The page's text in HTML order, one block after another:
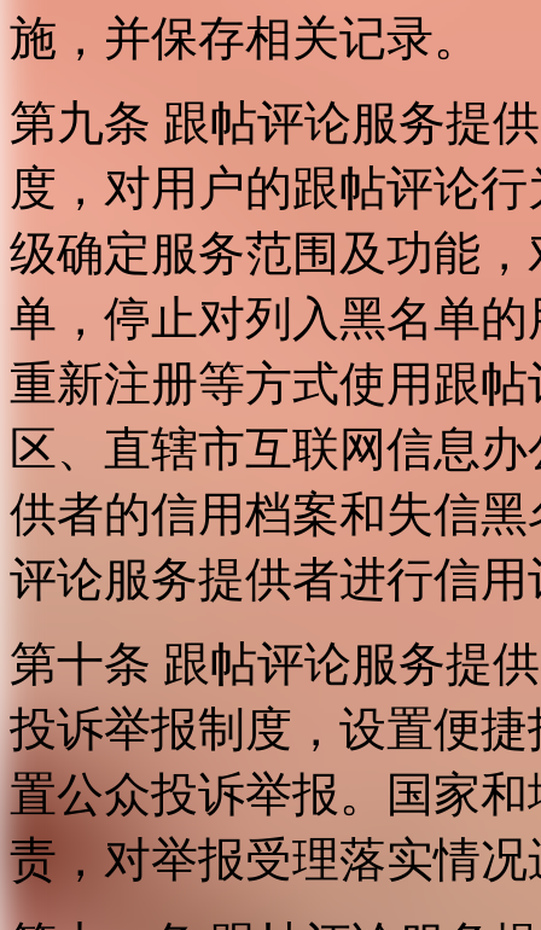
施，并保存相关记录。
第九条 跟帖评论服务提
度，对用户的跟帖评论
级确定服务范围及功能
单，停止对列入黑名单
重新注册等方式使用跟
区、直辖市互联网信息
供者的信用档案和失信
评论服务提供者进行信用
第十条 跟帖评论服务提
投诉举报制度，设置便
置公众投诉举报。国家
责，对举报受理落实情